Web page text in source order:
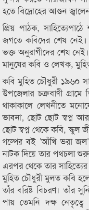
হতে বিদ্রোহের আগুন
প্রিয় পাঠক,
জগতে কবিদের শেষ নেই।
ভক্ত অনুরাগীদের শেষ
মানুষের কবি ও লেখক,
কবি মুহিত চৌধুরী ১৯৬০
উপজেলার চক্রবাণী গ্রামে
থাকাকালে লেখনীতে
ভাবনা, ছোট ছোট স্বপ্ন
ছোট স্বপ্ন থেকে কবি, স্কুল
গল্পের বই ’আঁখি ভরা জল’
নাটক দিয়ে তার পথচলা
এরপর থেকে তার
মুহিত চৌধুরী মুলত কবি
তাঁর বরিষ্ট বিচরণ। তাঁর
পায় তেমনি দক্ষ